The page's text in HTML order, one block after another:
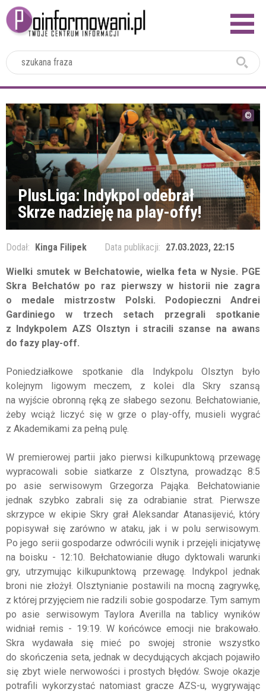
PlusLiga: Indykpol odebrał
Skrze nadzieję na play-offy!
Dodał: Kinga Filipek Data publikacji: 27.03.2023, 22:15
Wielki smutek w Bełchatowie, wielka feta w Nysie. PGE
Skra Bełchatów po raz pierwszy w historii nie zagra
o medale mistrzostw Polski. Podopieczni Andrei
Gardiniego w trzech setach przegrali spotkanie
z Indykpolem AZS Olsztyn i stracili szanse na awans
do fazy play-off.
Poniedziałkowe spotkanie dla Indykpolu Olsztyn było
kolejnym ligowym meczem, z kolei dla Skry szansą
na wyjście obronną ręką ze słabego sezonu. Bełchatowianie,
żeby wciąż liczyć się w grze o play-offy, musieli wygrać
z Akademikami za pełną pulę.
W premierowej partii jako pierwsi kilkupunktową przewagę
wypracowali sobie siatkarze z Olsztyna, prowadząc 8:5
po asie serwisowym Grzegorza Pająka. Bełchatowianie
jednak szybko zabrali się za odrabianie strat. Pierwsze
skrzypce w ekipie Skry grał Aleksandar Atanasijević, który
popisywał się zarówno w ataku, jak i w polu serwisowym.
Po jego serii gospodarze odwrócili wynik i przejęli inicjatywę
na boisku - 12:10. Bełchatowianie długo dyktowali warunki
gry, utrzymując kilkupunktową przewagę. Indykpol jednak
broni nie złożył. Olsztynianie postawili na mocną zagrywkę,
z której przyjęciem nie radzili sobie gospodarze. Tym samym
po asie serwisowym Taylora Averilla na tablicy wyników
widniał remis - 19:19. W końcówce emocji nie brakowało.
Skra wydawała się mieć po swojej stronie wszystko
do skończenia seta, jednak w decydujących akcjach pojawiło
się zbyt wiele nerwowości i prostych błędów. Swoje okazje
potrafili wykorzystać natomiast gracze AZS-u, wygrywając